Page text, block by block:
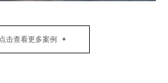
点击查看更多案例